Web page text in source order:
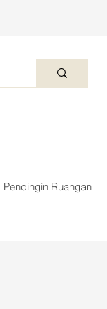
Pendingin Ruangan